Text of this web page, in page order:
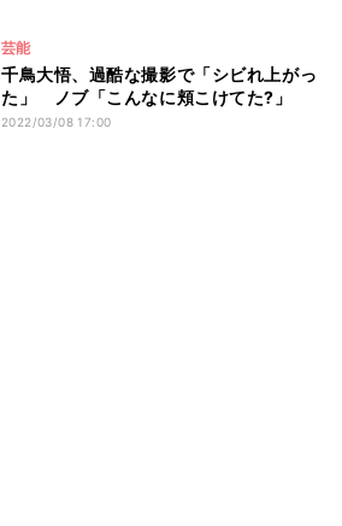
芸能
千鳥大悟、過酷な撮影で「シビれ上がっ
た」 ノブ「こんなに頬こけてた?」
2022/03/08 17:00